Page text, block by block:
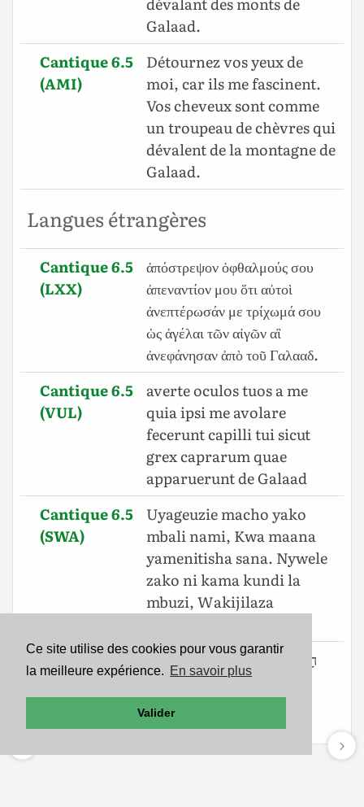
Ce site utilise des cookies pour vous garantir
la meilleure expérience. En savoir plus
Valider
Galaad.
Cantique 6.5
(AMI)
Détournez vos yeux de
moi, car ils me fascinent.
Vos cheveux sont comme
un troupeau de chèvres qui
dévalent de la montagne de
Galaad.
Langues étrangères
Cantique 6.5
(LXX)
ἀπόστρεψον ὀφθαλμούς σου
ἀπεναντίον μου ὅτι αὐτοὶ
ἀνεπτέρωσάν με τρίχωμά σου
ὡς ἀγέλαι τῶν αἰγῶν αἳ
ἀνεφάνησαν ἀπὸ τοῦ Γαλααδ.
Cantique 6.5
(VUL)
averte oculos tuos a me
quia ipsi me avolare
fecerunt capilli tui sicut
grex caprarum quae
apparuerunt de Galaad
Cantique 6.5
(SWA)
Uyageuzie macho yako
mbali nami, Kwa maana
yamenitisha sana. Nywele
zako ni kama kundi la
mbuzi, Wakijilaza
Cantique 6.5
(BHS)
הָסֵ֤בִּי עֵינַ֨יִךְ֙ מִנֶּגְדִּ֔י שֶׁ֥הֵ֖ם הִרְהִיבֻ֑נִי
שַׂעְרֵךְ֙ כְּעֵ֣דֶר הָֽעִזִּ֔ים שֶׁגָּלְשׁ֖וּ
מִן־הַגִּלְעָֽד׃